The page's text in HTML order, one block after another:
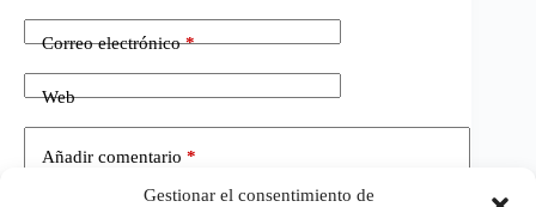
Gestionar el consentimiento de
Correo electrónico*
Web
Añadir comentario *